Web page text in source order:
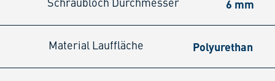
Schraubloch Durchmesser 6 mm
Material Lauffläche Polyurethan